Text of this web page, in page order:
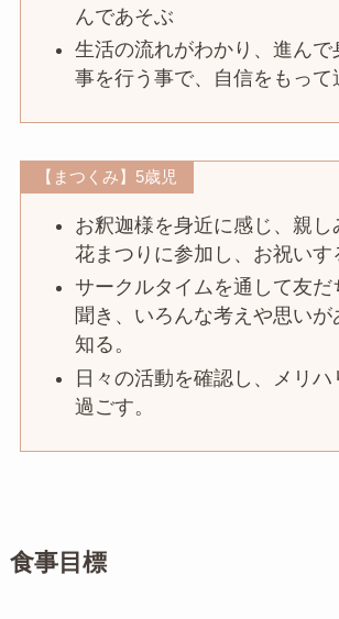
んであそぶ
生活の流れがわかり、進んで
事を行う事で、自信をもって
【まつくみ】5歳児
お釈迦様を身近に感じ、親し
花まつりに参加し、お祝いす
サークルタイムを通して友だ
聞き、いろんな考えや思いが
知る。
日々の活動を確認し、メリハ
過ごす。
食事目標